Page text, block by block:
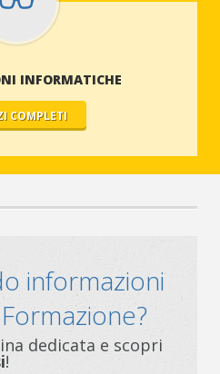
INFORMATICHE
COMPLETI
informazioni
dedicata e scopri
!